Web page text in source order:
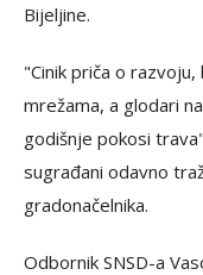
Bijeljine.
"Cinik priča o
mrežama, a glodari
godišnje pokosi
sugrađani odavno
gradonačelnika.
Odbornik SNSD-a